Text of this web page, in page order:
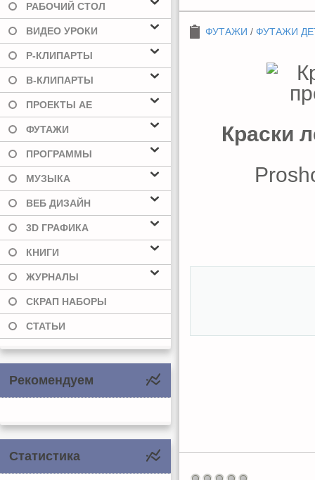
РАБОЧИЙ СТОЛ
ВИДЕО УРОКИ
Р-КЛИПАРТЫ
В-КЛИПАРТЫ
ПРОЕКТЫ AE
ФУТАЖИ
ПРОГРАММЫ
МУЗЫКА
ВЕБ ДИЗАЙН
3D ГРАФИКА
КНИГИ
ЖУРНАЛЫ
СКРАП НАБОРЫ
СТАТЬИ
Рекомендуем
Статистика
ФУТАЖИ / ФУТАЖИ
Краски